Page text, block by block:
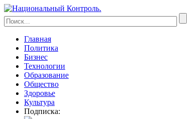
Главная
Политика
Бизнес
Технологии
Образование
Общество
Здоровье
Культура
Подписка: